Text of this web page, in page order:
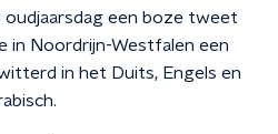
oudjaarsdag een boze tweet
in Noordrijn-Westfalen een
in het Duits, Engels en